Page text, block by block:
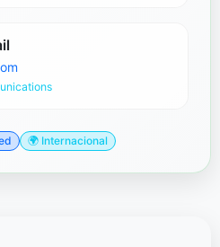
🌍 Internacional